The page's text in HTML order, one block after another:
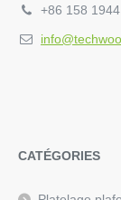
+86 158
CATÉGORIES